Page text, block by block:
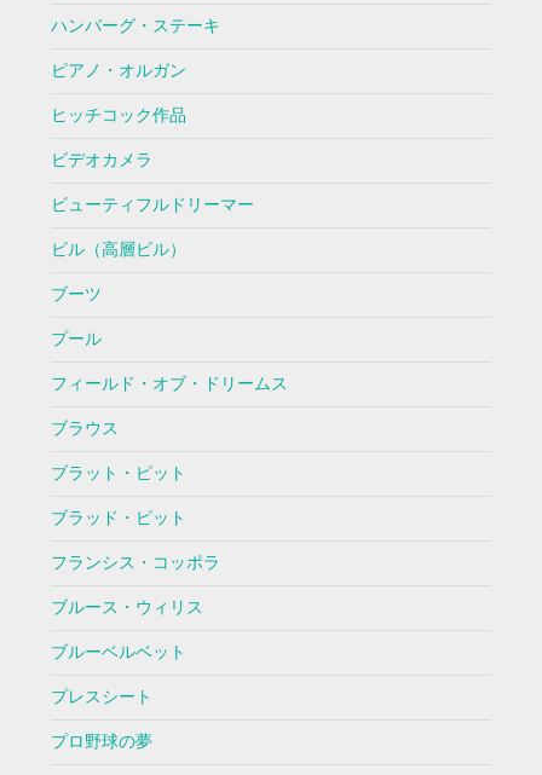
ハンバーグ・ステーキ
ピアノ・オルガン
ヒッチコック作品
ビデオカメラ
ビューティフルドリーマー
ビル（高層ビル）
ブーツ
プール
フィールド・オブ・ドリームス
ブラウス
ブラット・ピット
ブラッド・ピット
フランシス・コッポラ
ブルース・ウィリス
ブルーベルベット
プレスシート
プロ野球の夢